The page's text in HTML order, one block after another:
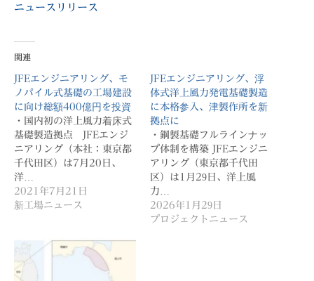
ニュースリリース
関連
JFEエンジニアリング、モ
ノパイル式基礎の工場建設
に向け総額400億円を投資
・国内初の洋上風力着床式
基礎製造拠点 JFEエンジ
ニアリング（本社：東京都
千代田区）は7月20日、
洋…
2021年7月21日
新工場ニュース
JFEエンジニアリング、浮
体式洋上風力発電基礎製造
に本格参入、津製作所を新
拠点に
・鋼製基礎フルラインナッ
プ体制を構築 JFEエンジニ
アリング（東京都千代田
区）は1月29日、洋上風
力…
2026年1月29日
プロジェクトニュース